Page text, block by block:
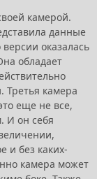
камерой.
данные
оказалась
обладает
Третья камера
еще не все,
И он себя
и без каких-
камера может